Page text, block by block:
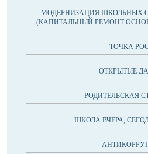
МОДЕРНИЗАЦИЯ ШКОЛЬНЫХ
(КАПИТАЛЬНЫЙ РЕМОНТ
ТОЧКА
ОТКРЫТЫЕ
РОДИТЕЛЬСКАЯ
ШКОЛА ВЧЕРА,